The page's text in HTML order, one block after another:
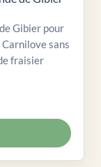
Gibier pour
sans
fraisier